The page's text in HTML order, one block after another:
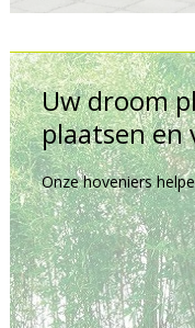
Uw droom
plaatsen en
Onze hoveniers